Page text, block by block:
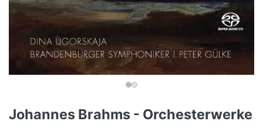
Johannes Brahms - Orchesterwerke